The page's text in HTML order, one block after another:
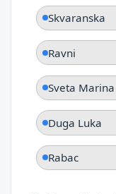
Skvaranska
Ravni
Sveta Marina
Duga Luka
Rabac